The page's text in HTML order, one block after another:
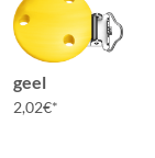
geel
2,02€